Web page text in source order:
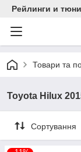
Рейлинги и
Товари та
Toyota Hilux
Сортування